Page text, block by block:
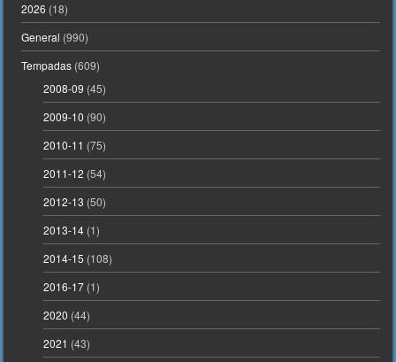
2026 (18)
General (990)
Tempadas (609)
2008-09 (45)
2009-10 (90)
2010-11 (75)
2011-12 (54)
2012-13 (50)
2013-14(1)
2014-15 (108)
2016-17(1)
2020 (44)
2021 (43)